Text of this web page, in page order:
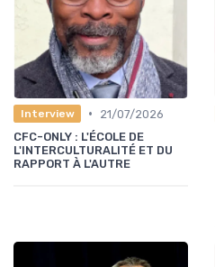
Interview •
21/07/2026
CFC-ONLY : L'ÉCOLE DE
L'INTERCULTURALITÉ ET DU
RAPPORT À L'AUTRE